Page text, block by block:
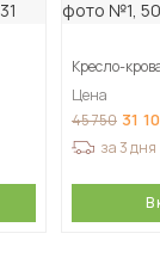
Кресло-
Цена
45 750 31
за 3 дня
В